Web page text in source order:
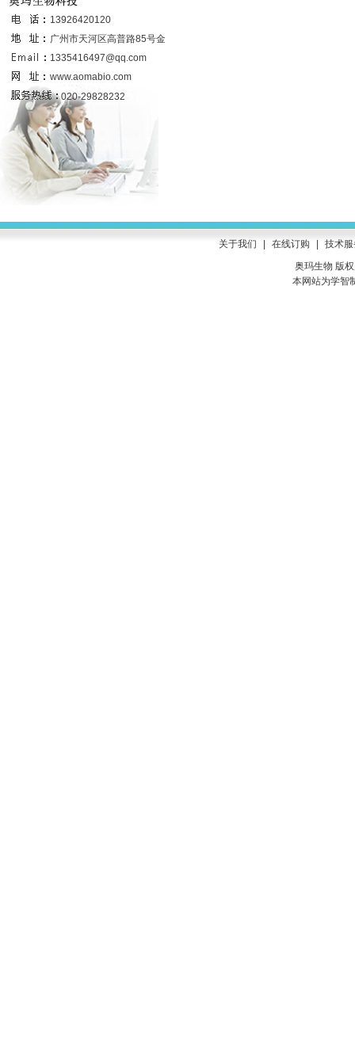
13926420120
广州市天河区高普路85号金发科技园
6号楼437室
1335416497@qq.com
www.aomabio.com
020-29828232
关于我们 在线订购
技术
奥玛生物 版
本网站为学智